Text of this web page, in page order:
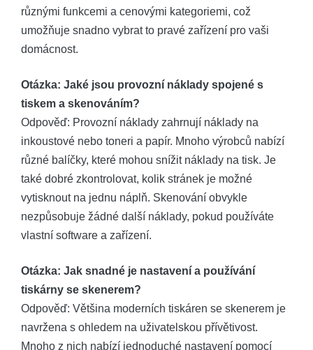
různými funkcemi a cenovými kategoriemi, což
umožňuje snadno vybrat to pravé zařízení pro vaši
domácnost.
Otázka: Jaké jsou provozní náklady spojené s
tiskem a skenováním?
Odpověď: Provozní náklady zahrnují náklady na
inkoustové nebo toneri a papír. Mnoho výrobců nabízí
různé balíčky, které mohou snížit náklady na tisk. Je
také dobré zkontrolovat, kolik stránek je možné
vytisknout na jednu náplň. Skenování obvykle
nezpůsobuje žádné další náklady, pokud používáte
vlastní software a zařízení.
Otázka: Jak snadné je nastavení a používání
tiskárny se skenerem?
Odpověď: Většina moderních tiskáren se skenerem je
navržena s ohledem na uživatelskou přívětivost.
Mnoho z nich nabízí jednoduché nastavení pomocí